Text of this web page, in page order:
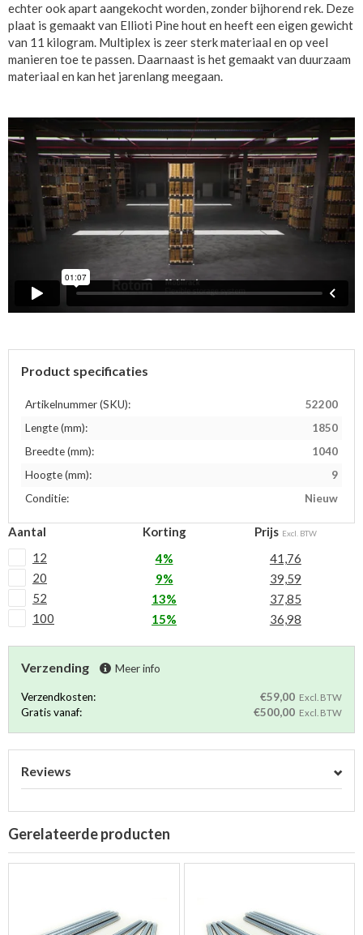
echter ook apart aangekocht worden, zonder bijhorend rek. Deze
plaat is gemaakt van Ellioti Pine hout en heeft een eigen gewicht
van 11 kilogram. Multiplex is zeer sterk materiaal en op veel
manieren toe te passen. Daarnaast is het gemaakt van duurzaam
materiaal en kan het jarenlang meegaan.
Product specificaties
Artikelnummer (SKU):
52200
Lengte (mm):
1850
Breedte (mm):
1040
Hoogte (mm):
9
Conditie:
Nieuw
Aantal Korting Prijs Excl. BTW
12 4%
41,76
20
9%
39,59
52
13%
37,85
100
15% 36,98
Verzending Meer info
Verzendkosten: €59,00 Excl. BTW
Gratis vanaf: €500,00 Excl. BTW
Reviews
Gerelateerde producten